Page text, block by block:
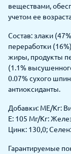
веществами,
учетом ее
Состав: злаки
переработки
жиры, продукты
(1.1%
0.07% сухого
антиоксиданты.
Добавки: МЕ/Кг:
Е: 105 Мг/Кг:
Цинк: 130,0;
Гарантируемые